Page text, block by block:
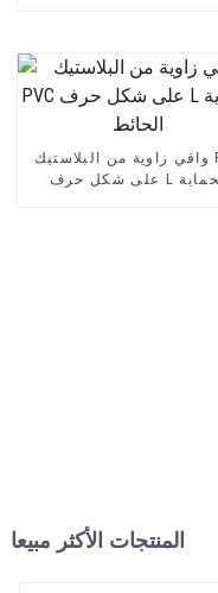
واقي زاوية من البلاستيك PVC
على شكل حرف L لحماية
المنتجات الأكثر مبيعا